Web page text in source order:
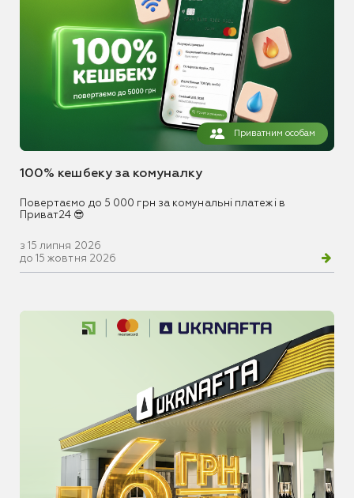
Приватним особам
100% кешбеку за комуналку
Повертаємо до 5 000 грн за комунальні платежі в
Приват24 😎
з 15 липня 2026
до 15 жовтня 2026